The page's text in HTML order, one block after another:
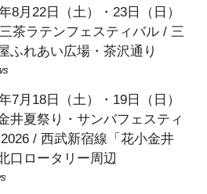
8月22日（土）・23日（日）
茶ラテンフェスティバル / 三
ふれあい広場・茶沢通り
7月18日（土）・19日（日）
井夏祭り・サンバフェスティ
/ 西武新宿線「花小金井
口ロータリー周辺